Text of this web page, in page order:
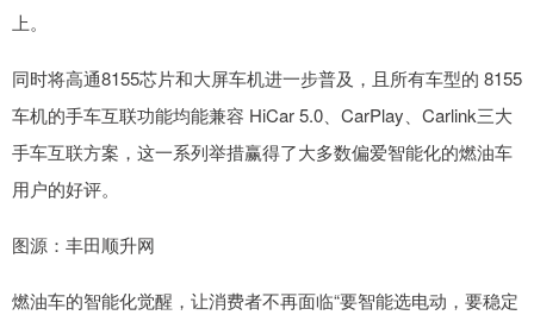
上。
同时将高通8155芯片和大屏车机进一步普及，且所有车型的 8155
车机的手车互联功能均能兼容 HiCar 5.0、CarPlay、Carlink三大
手车互联方案，这一系列举措赢得了大多数偏爱智能化的燃油车
用户的好评。
图源：丰田顺升网
燃油车的智能化觉醒，让消费者不再面临“要智能选电动，要稳定